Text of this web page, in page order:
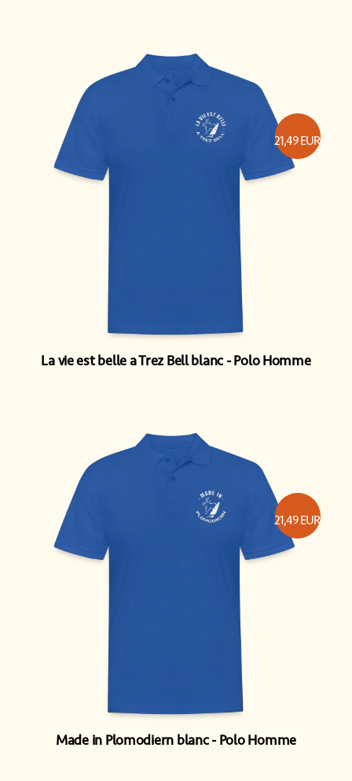
La vie est belle a Trez Bell blanc Polo Homme
21,49EUR
Made in Plomodiern blanc Polo Homme
21,49EUR